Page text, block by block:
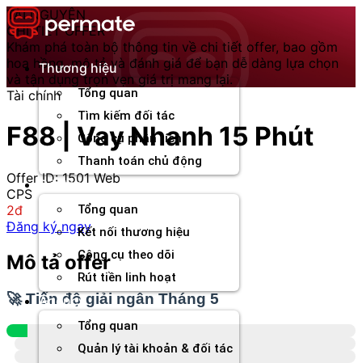
Chuyển
đến
nội
dungThương hiệu
Tổng quan
Tìm kiếm đối tác
Công cụ phân tích
Thanh toán chủ động
Đối tác
Tổng quan
Kết nối thương hiệu
Công cụ theo dõi
Rút tiền linh hoạt
Agency
Tổng quan
Quản lý tài khoản & đối tác
TÀI NGUYÊN
CHI TIẾT OFFER
Khám phá toàn bộ thông tin về chi tiết offer, bao gồm
hoa hồng, mô tả và đánh giá để bạn dễ dàng lựa chọn
và tận dụng trọn vẹn giá trị mang lại.
Tài chính
F88 | Vay Nhanh 15 Phút
Offer ID: 1501 Web
CPS
2đ
Đăng ký ngay
Mô tả offer
🚀 Tiến độ giải ngân Tháng 5